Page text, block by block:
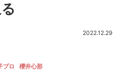
2022.12.29
プロ 櫻井心那